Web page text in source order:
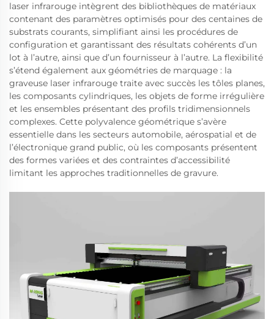
laser infrarouge intègrent des bibliothèques de matériaux
contenant des paramètres optimisés pour des centaines de
substrats courants, simplifiant ainsi les procédures de
configuration et garantissant des résultats cohérents d’un
lot à l’autre, ainsi que d’un fournisseur à l’autre. La flexibilité
s’étend également aux géométries de marquage : la
graveuse laser infrarouge traite avec succès les tôles planes,
les composants cylindriques, les objets de forme irrégulière
et les ensembles présentant des profils tridimensionnels
complexes. Cette polyvalence géométrique s’avère
essentielle dans les secteurs automobile, aérospatial et de
l’électronique grand public, où les composants présentent
des formes variées et des contraintes d’accessibilité
limitant les approches traditionnelles de gravure.